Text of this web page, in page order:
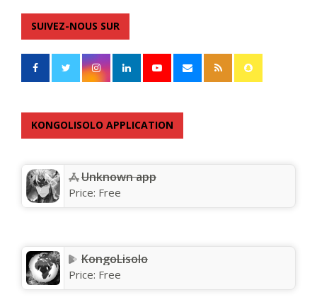
SUIVEZ-NOUS SUR
KONGOLISOLO APPLICATION
Unknown app
Price: Free
KongoLisolo
Price: Free